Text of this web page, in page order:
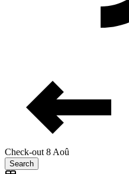
Check-out 8 Aoû
Search